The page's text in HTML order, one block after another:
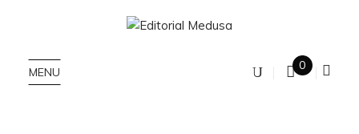
MENU 0